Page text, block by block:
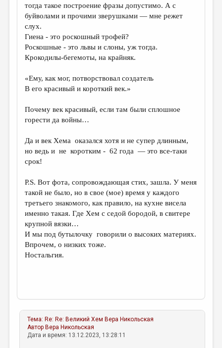
тогда такое построение фразы допустимо. А с
буйволами и прочими зверушками — мне режет
слух.
Гиена - это роскошный трофей?
Роскошные - это львы и слоны, уж тогда.
Крокодилы-бегемоты, на крайняк.
«Ему, как мог, потворствовал создатель
В его красивый и короткий век.»
Почему век красивый, если там были сплошное
горести да войны…
Да и век Хема оказался хотя и не супер длинным,
но ведь и не коротким - 62 года — это все-таки
срок!
P.S. Вот фота, сопровождающая стих, зашла. У меня
такой не было, но в свое (мое) время у каждого
третьего знакомого, как правило, на кухне висела
именно такая. Где Хем с седой бородой, в свитере
крупной вязки…
И мы под бутылочку говорили о высоких материях.
Впрочем, о низких тоже.
Ностальгия.
Тема: Re: Re: Великий Хем Вера Никольская
Автор Вера Никольская
Дата и время: 13.12.2023, 13:28:11